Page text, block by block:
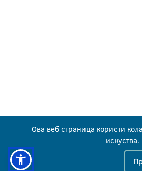
Ова веб страница користи
искуства.